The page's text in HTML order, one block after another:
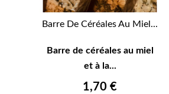
Barre De Céréales Au Miel...
Barre de céréales au miel
et à la...
1,70 €